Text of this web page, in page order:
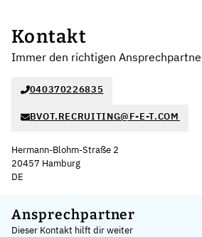
Kontakt
Immer den richtigen
040370226835
BVOT.RECRUITING@F-E-T.COM
Hermann-Blohm-Straße 2
20457 Hamburg
DE
+
Ansprechpartner
Dieser Kontakt hilft dir weiter